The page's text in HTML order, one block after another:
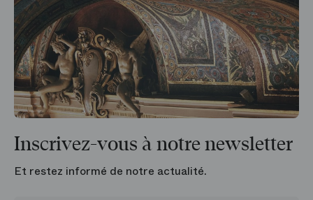
Inscrivez-vous à notre newsletter
Et restez informé de notre actualité.